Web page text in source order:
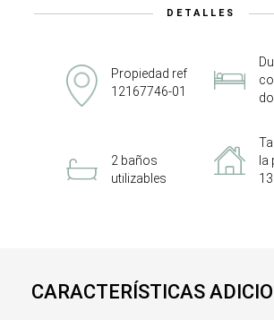
DETALLES
Propiedad ref
12167746-01
2 baños
utilizables
la
CARACTERÍSTICAS